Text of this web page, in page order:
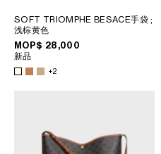
SOFT TRIOMPHE BESACE手袋;
浅棕黄色
MOP$ 28,000
新品
+2